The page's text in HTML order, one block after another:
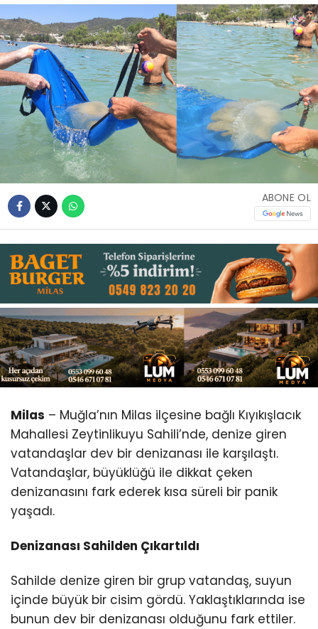
WhatsApp
İhbar Hattı
Facebook
Instagram
Youtube
ABONE OL
Milas – Muğla’nın Milas ilçesine bağlı Kıyıkışlacık
Mahallesi Zeytinlikuyu Sahili’nde, denize giren
vatandaşlar dev bir denizanası ile karşılaştı.
Vatandaşlar, büyüklüğü ile dikkat çeken
denizanasını fark ederek kısa süreli bir panik
yaşadı.
Denizanası Sahilden Çıkartıldı
Sahilde denize giren bir grup vatandaş, suyun
içinde büyük bir cisim gördü. Yaklaştıklarında ise
bunun dev bir denizanası olduğunu fark ettiler.